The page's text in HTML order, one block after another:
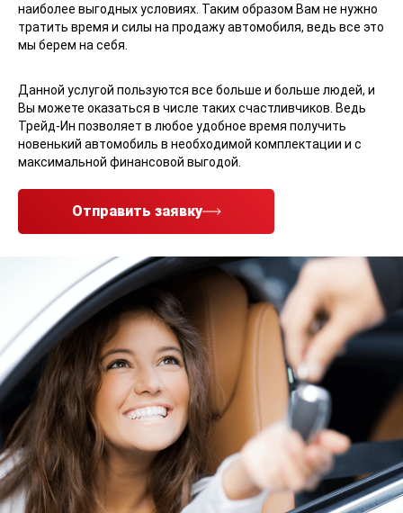
наиболее выгодных условиях. Таким образом Вам не нужно
тратить время и силы на продажу автомобиля, ведь все это
мы берем на себя.
Данной услугой пользуются все больше и больше людей, и
Вы можете оказаться в числе таких счастливчиков. Ведь
Трейд-Ин позволяет в любое удобное время получить
новенький автомобиль в необходимой комплектации и с
максимальной финансовой выгодой.
Отправить заявку